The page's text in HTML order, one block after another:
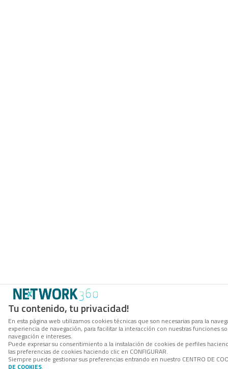
Tu contenido, tu privacidad!
En esta página web utilizamos cookies técnicas que son necesarias para la
experiencia de navegación, para facilitar la interacción con nuestras funciones
navegación e intereses.
Puede expresar su consentimiento a la instalación de cookies de perfiles
las preferencias de cookies haciendo clic en CONFIGURAR.
Siempre puede gestionar sus preferencias entrando en nuestro CENTRO DE
DE COOKIES.